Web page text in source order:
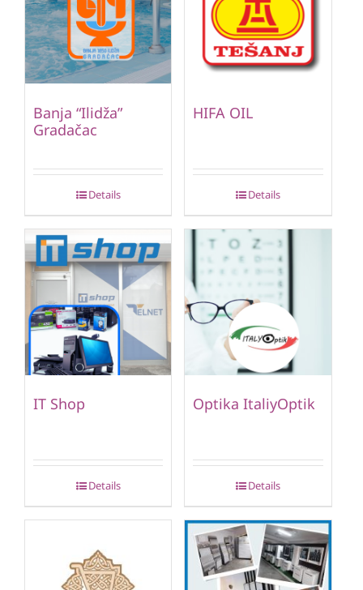
Banja “Ilidža”
Gradačac
Details
HIFA OIL
Details
IT Shop
Details
Optika ItaliyOptik
Details